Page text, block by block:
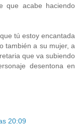
que acabe haciendo
tú estoy encantada
también a su mujer, a
que va subiendo
desentona en
20:09